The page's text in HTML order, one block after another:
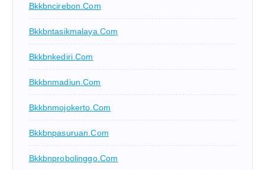
Bkkbncirebon.com
Bkkbntasikmalaya.com
Bkkbnkediri.com
Bkkbnmadiun.com
Bkkbnmojokerto.com
Bkkbnpasuruan.com
Bkkbnprobolinggo.com